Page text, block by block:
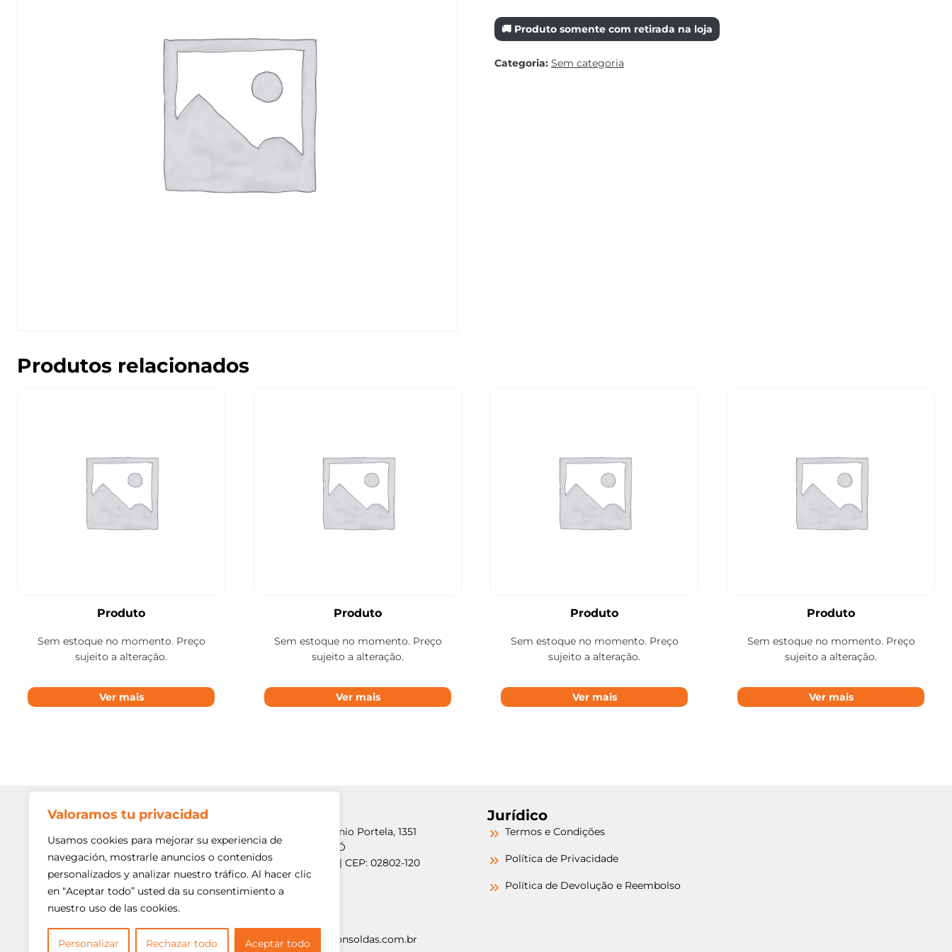
Valoramos tu privacidad
Usamos cookies para mejorar su experiencia de
navegación, mostrarle anuncios o contenidos
personalizados y analizar nuestro tráfico. Al hacer clic
en “Aceptar todo” usted da su consentimiento a
nuestro uso de las cookies.
Personalizar Rechazar todo Aceptar todo
🚚 Produto somente com retirada na loja
Categoria: Sem categoria
Produtos relacionados
Produto
Sem estoque no momento. Preço
sujeito a alteração.
Ver mais
Produto
Sem estoque no momento. Preço
sujeito a alteração.
Ver mais
Produto
Sem estoque no momento. Preço
sujeito a alteração.
Ver mais
Produto
Sem estoque no momento. Preço
sujeito a alteração.
Ver mais
Siga-nos!
Av. Min. Petrônio Portela, 1351
Freguesia do Ó
São Paulo/SP | CEP: 02802-120
contato@argonsoldas.com.br
Jurídico
Termos e Condições
Política de Privacidade
Política de Devolução e Reembolso